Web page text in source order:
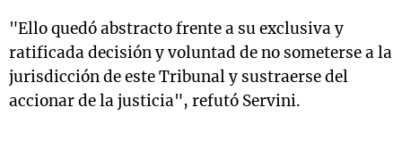
"Ello quedó abstracto frente a su exclusiva y
ratificada decisión y voluntad de no someterse a la
jurisdicción de este Tribunal y sustraerse del
accionar de la justicia", refutó Servini.